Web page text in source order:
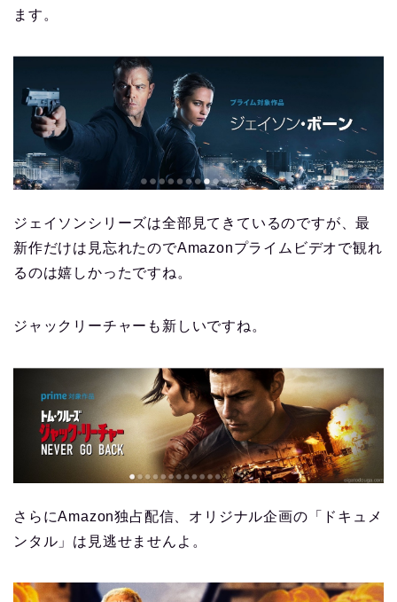
ます。
ジェイソンシリーズは全部見てきているのですが、最
新作だけは見忘れたのでAmazonプライムビデオで観れ
るのは嬉しかったですね。
ジャックリーチャーも新しいですね。
さらにAmazon独占配信、オリジナル企画の「ドキュメ
ンタル」は見逃せませんよ。